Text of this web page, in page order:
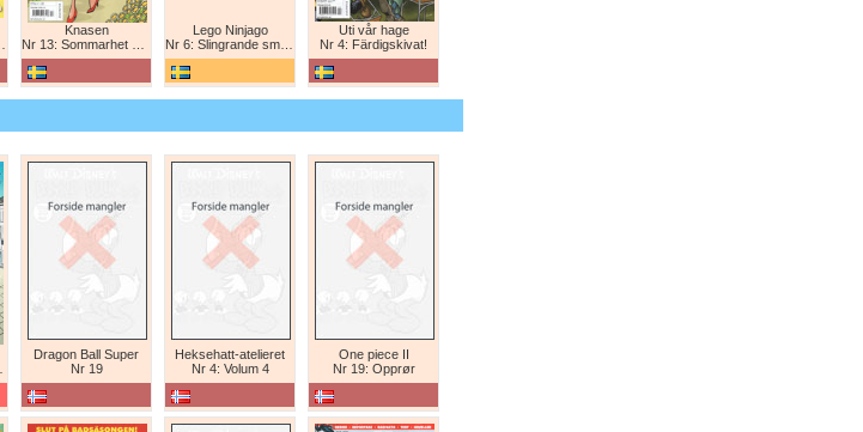
Knasen
Nr 13: Sommarhet humor!
Lego Ninjago
Nr 6: Slingrande smygattack!
Uti vår hage
Nr 4: Färdigskivat!
Dragon Ball Super
Nr 19
Heksehatt-atelieret
Nr 4: Volum 4
One piece II
Nr 19: Opprør